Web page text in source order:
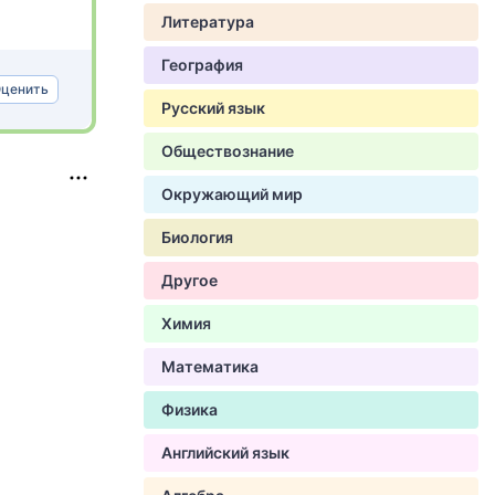
Литература
География
Русский язык
Обществознание
Окружающий мир
Биология
Другое
Химия
Математика
Физика
Английский язык